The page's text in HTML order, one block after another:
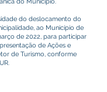
do deslocamento do
ao Município de
de 2022, para participar
de Ações e
de Turismo, conforme